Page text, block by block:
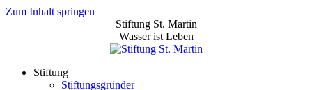
Zum Inhalt springen
Stiftung St. Martin
Wasser ist Leben
Stiftung
Stiftungsgründer